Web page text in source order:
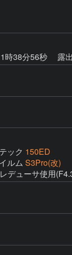
時38分56秒
露
ック 150ED
ルム S3Pro(改)
デューサ使用